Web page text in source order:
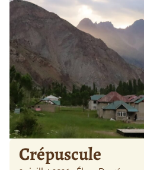
Crépuscule